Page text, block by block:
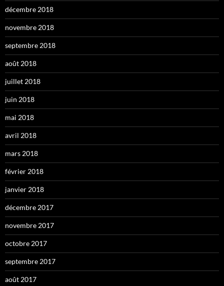
décembre 2018
novembre 2018
septembre 2018
août 2018
juillet 2018
juin 2018
mai 2018
avril 2018
mars 2018
février 2018
janvier 2018
décembre 2017
novembre 2017
octobre 2017
septembre 2017
août 2017